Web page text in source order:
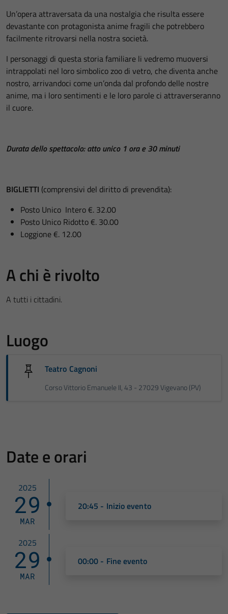
Un’opera attraversata da una nostalgia che risulta essere
devastante con protagonista anime fragili che potrebbero
facilmente ritrovarsi nella nostra società.
I personaggi di questa storia familiare li vedremo muoversi
intrappolati nel loro simbolico zoo di vetro, che diventa anche
nostro, arrivandoci come un’onda dal profondo delle nostre
anime, ma i loro sentimenti e le loro parole ci attraverseranno
il cuore.
Durata dello spettacolo: atto unico 1 ora e 30 minuti
BIGLIETTI (comprensivi del diritto di prevendita):
Posto Unico Intero €. 32.00
Posto Unico Ridotto €. 30.00
Loggione €. 12.00
A chi è rivolto
A tutti i cittadini.
Luogo
Teatro Cagnoni
Corso Vittorio Emanuele II, 43 - 27029 Vigevano (PV)
Date e orari
2025
29
MAR
20:45 - Inizio evento
2025
29
MAR
00:00 - Fine evento